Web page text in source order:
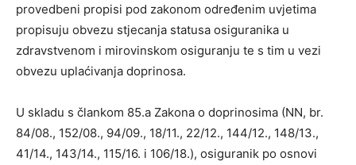
provedbeni propisi pod zakonom određenim uvjetima
propisuju obvezu stjecanja statusa osiguranika u
zdravstvenom i mirovinskom osiguranju te s tim u vezi
obvezu uplaćivanja doprinosa.
U skladu s člankom 85.a Zakona o doprinosima (NN, br.
84/08., 152/08., 94/09., 18/11., 22/12., 144/12., 148/13.,
41/14., 143/14., 115/16. i 106/18.), osiguranik po osnovi